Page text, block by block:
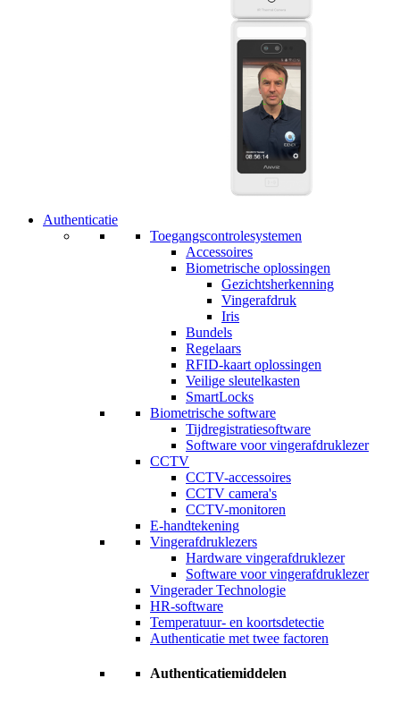
Authenticatie
Toegangscontrolesystemen
Accessoires
Biometrische oplossingen
Gezichtsherkenning
Vingerafdruk
Iris
Bundels
Regelaars
RFID-kaart oplossingen
Veilige sleutelkasten
SmartLocks
Biometrische software
Tijdregistratiesoftware
Software voor vingerafdruklezer
CCTV
CCTV-accessoires
CCTV camera's
CCTV-monitoren
E-handtekening
Vingerafdruklezers
Hardware vingerafdruklezer
Software voor vingerafdruklezer
Vingerader Technologie
HR-software
Temperatuur- en koortsdetectie
Authenticatie met twee factoren
Authenticatiemiddelen